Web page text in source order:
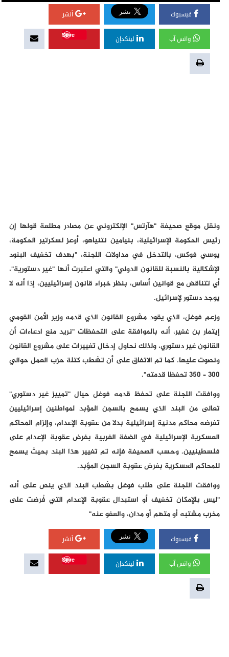
فيسبوك أنشر
واتس آب لينكدإن
Save
ونقل موقع صحيفة "هآرتس" الإلكتروني عن مصادر مطلعة قولها إن
رئيس الحكومة الإسرائيلية، بنيامين نتنياهو، أوعز لسكرتير الحكومة،
يوسي فوكس، بالتدخل في مداولات اللجنة، "بهدف تخفيف البنود
الإشكالية بالنسبة للقانون الدولي" والتي اعتبرت أنها "غير دستورية"،
أي تتناقض مع قوانين أساس، بنظر خبراء قانون إسرائيليين، إذا أنه لا
يوجد دستور لإسرائيل.
وزعم فوغل، الذي يقود مشروع القانون الذي قدمه وزير الأمن القومي
إيتمار بن غفير، أنه بالموافقة على التحفظات "نريد منع ادعاءات أن
القانون غير دستوري، ولذلك نحاول إدخال تغييرات على مشروع القانون
ونصوت عليها. كما تم الاتفاق على أن تشطب كتلة حزب العمل حوالي
300 – 350 تحفظا قدمته".
ووافقت اللجنة على تحفظ قدمه فوغل حيال "تمييز غير دستوري"
تعالى من البند الذي يسمح بالسجن المؤبد لمواطنين إسرائيليين
تفرضه محاكم مدنية إسرائيلية بدلا من عقوبة الإعدام، وإلزام المحاكم
العسكرية الإسرائيلية في الضفة الغربية بفرض عقوبة الإعدام على
فلسطينيين. وحسب الصحيفة فإنه تم تغيير هذا البند بحيث يسمح
للمحاكم العسكرية بفرض عقوبة السجن المؤبد.
ووافقت اللجنة على طلب فوغل بشطب البند الذي ينص على أنه
"ليس بالإمكان تخفيف أو استبدال عقوبة الإعدام التي فُرضت على
مخرب مشتبه أو متهم أو مدان، والعفو عنه"
فيسبوك أنشر
واتس آب لينكدإن
Save